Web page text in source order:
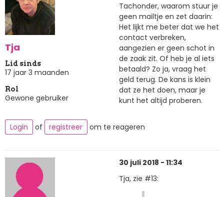
Tja
Lid sinds
17 jaar 3 maanden
Rol
Gewone gebruiker
Tachonder, waarom stuur je
geen mailtje en zet daarin:
Het lijkt me beter dat we het
contact verbreken,
aangezien er geen schot in
de zaak zit. Of heb je al iets
betaald? Zo ja, vraag het
geld terug. De kans is klein
dat ze het doen, maar je
kunt het altijd proberen.
Login of registreer om te reageren
30 juli 2018 - 11:34
Tja, zie #13: